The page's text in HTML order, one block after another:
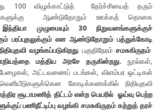
100 விழுக்காட்டுத் தேர்ச்சியைத் தரும்
ஆண்டுதோறும் ஊக்கத் தொகை
இந்தியா முழுமையும் 30 நிறுவனங்களுக்குச்
பரப்புதலுக்கும் என ஆண்டுதோறும் பத்துக்கோடி
வழங்கப்படுகிறது. பகுதிநேரம்சமசுகிருதம்
மத்திய அரசே தருகின்றது. நூல்கள்,
அட்டவணைப் படங்கள், விளம்பர ஒட்டிகள்
கோடிக்கணக்கில் நிதியுதவி
சூடாமணித் திட்டம் என்ற பெயரில் ஓய்வு பெற்ற
பணிநீட்டிப்பு வழங்கி சமசுகிருதம் கற்றுத் தரச்